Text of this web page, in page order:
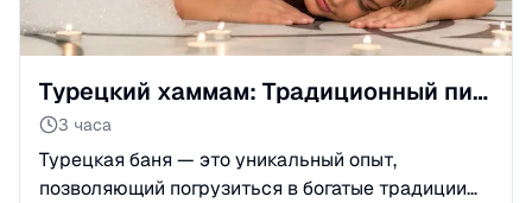
Турецкий хаммам: Традиционный пилинг и пенный массаж
3 часа
Турецкая баня — это уникальный опыт,
позволяющий погрузиться в богатые традиции